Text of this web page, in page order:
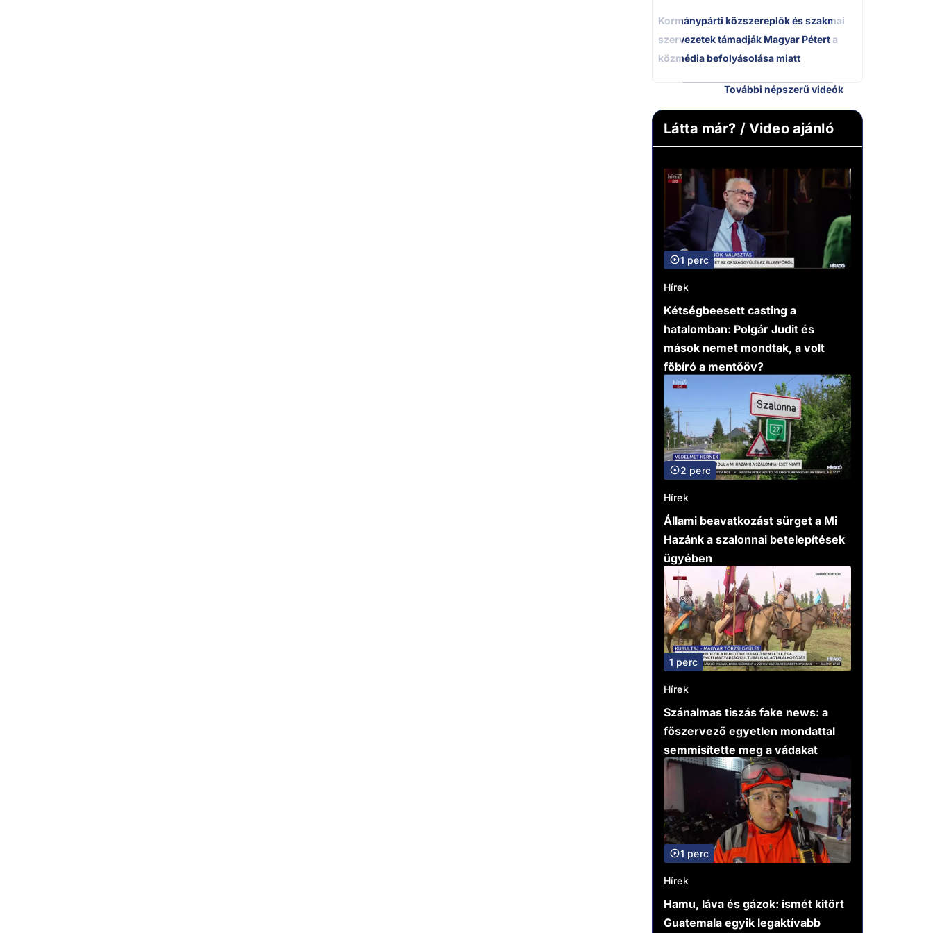
Kormánypárti közszereplők és szakmai
szervezetek támadják Magyar Pétert a
közmédia befolyásolása miatt
További népszerű videók
Látta már? / Video ajánló
1 perc
Hírek
Kétségbeesett casting a
hatalomban: Polgár Judit és
mások nemet mondtak, a volt
főbíró a mentőöv?
2 perc
Hírek
Állami beavatkozást sürget a Mi
Hazánk a szalonnai betelepítések
ügyében
1 perc
Hírek
Szánalmas tiszás fake news: a
főszervező egyetlen mondattal
semmisítette meg a vádakat
1 perc
Hírek
Hamu, láva és gázok: ismét kitört
Guatemala egyik legaktívabb